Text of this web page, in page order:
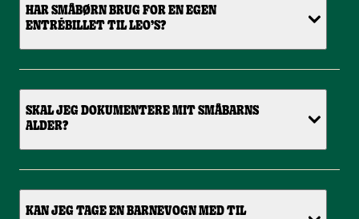
HAR SMÅBØRN BRUG FOR EN EGEN
ENTRÉBILLET TIL LEO’S?
SKAL JEG DOKUMENTERE MIT SMÅBARNS
ALDER?
KAN JEG TAGE EN BARNEVOGN MED TIL